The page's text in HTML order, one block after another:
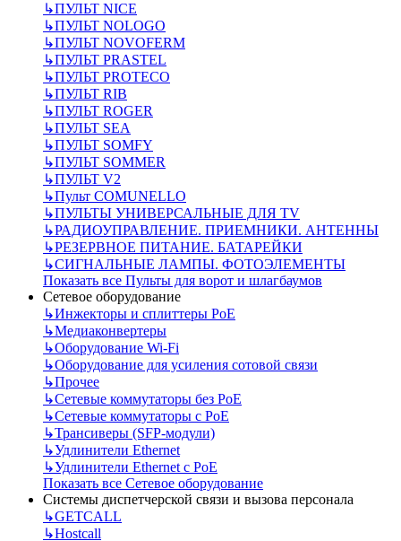
↳ПУЛЬТ NICE
↳ПУЛЬТ NOLOGO
↳ПУЛЬТ NOVOFERM
↳ПУЛЬТ PRASTEL
↳ПУЛЬТ PROTECO
↳ПУЛЬТ RIB
↳ПУЛЬТ ROGER
↳ПУЛЬТ SEA
↳ПУЛЬТ SOMFY
↳ПУЛЬТ SOMMER
↳ПУЛЬТ V2
↳Пульт СOMUNELLO
↳ПУЛЬТЫ УНИВЕРСАЛЬНЫЕ ДЛЯ TV
↳РАДИОУПРАВЛЕНИЕ. ПРИЕМНИКИ. АНТЕННЫ
↳РЕЗЕРВНОЕ ПИТАНИЕ. БАТАРЕЙКИ
↳СИГНАЛЬНЫЕ ЛАМПЫ. ФОТОЭЛЕМЕНТЫ
Показать все Пульты для ворот и шлагбаумов
Сетевое оборудование
↳Инжекторы и сплиттеры РоЕ
↳Медиаконвертеры
↳Оборудование Wi-Fi
↳Оборудование для усиления сотовой связи
↳Прочее
↳Сетевые коммутаторы без РоЕ
↳Сетевые коммутаторы с РоЕ
↳Трансиверы (SFP-модули)
↳Удлинители Ethernet
↳Удлинители Ethernet с PoE
Показать все Сетевое оборудование
Системы диспетчерской связи и вызова персонала
↳GETCALL
↳Hostcall